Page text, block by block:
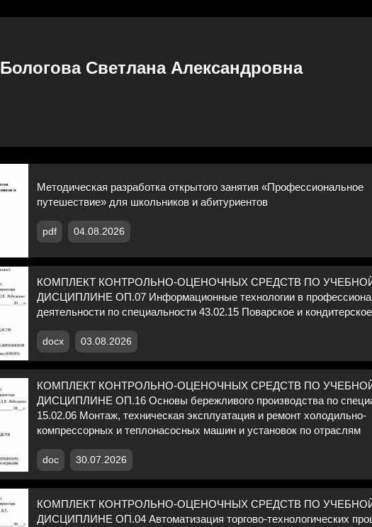
Бологова Светлана Александровна
Методическая разработка открытого занятия «Профессиональное
путешествие» для школьников и абитуриентов
pdf 04.08.2026
КОМПЛЕКТ КОНТРОЛЬНО-ОЦЕНОЧНЫХ СРЕДСТВ ПО
ДИСЦИПЛИНЕ ОП.07 Информационные технологии в
деятельности по специальности 43.02.15 Поварское и
docx 03.08.2026
КОМПЛЕКТ КОНТРОЛЬНО-ОЦЕНОЧНЫХ СРЕДСТВ ПО
ДИСЦИПЛИНЕ ОП.16 Основы бережливого производства по
15.02.06 Монтаж, техническая эксплуатация и ремонт холодильно-
компрессорных и теплонасосных машин и установок по отраслям
doc 30.07.2026
КОМПЛЕКТ КОНТРОЛЬНО-ОЦЕНОЧНЫХ СРЕДСТВ ПО
ДИСЦИПЛИНЕ ОП.04 Автоматизация торгово-технологических